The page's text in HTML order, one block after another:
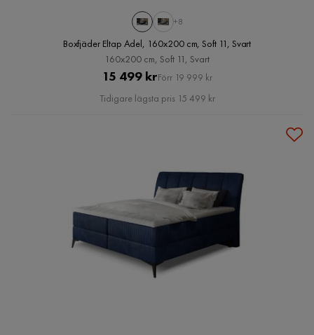
+8
Boxfjäder Eltap Adel, 160x200 cm, Soft 11, Svart
160x200 cm, Soft 11, Svart
Pris
15 499 krOriginal
Pris
Förr 19 999 kr
Tidigare lägsta pris 15 499 kr